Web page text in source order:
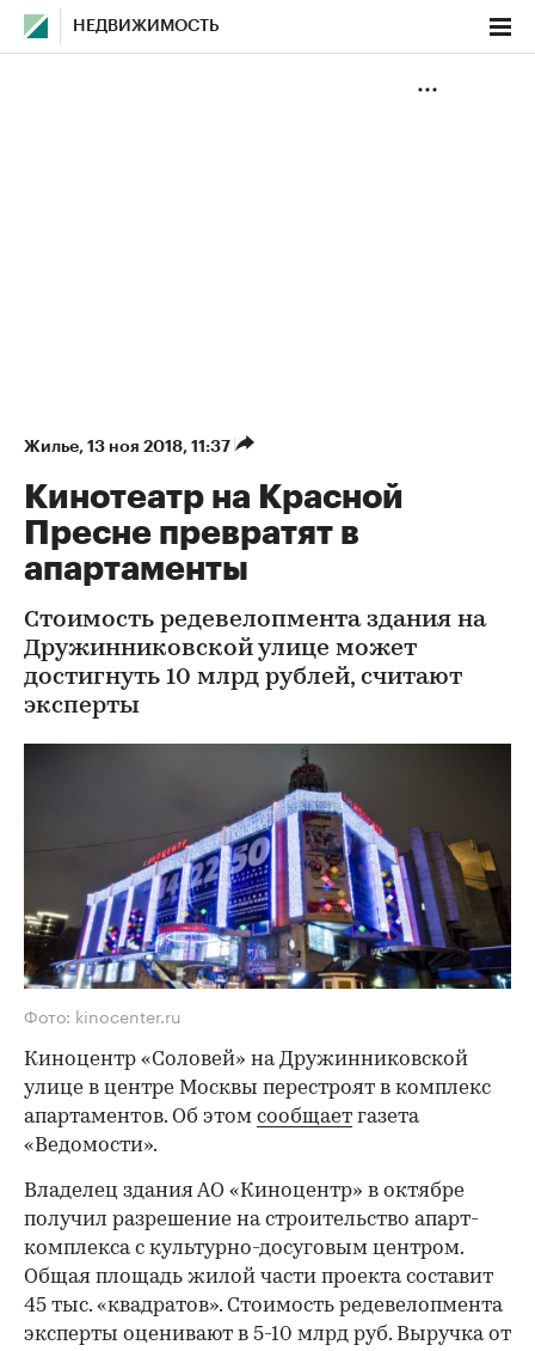
НЕДВИЖИМОСТЬ
Жилье⁠, 13 ноя 2018, 11:37
Кинотеатр на Красной
Пресне превратят в
апартаменты
Стоимость редевелопмента здания на
Дружинниковской улице может
достигнуть 10 млрд рублей, считают
эксперты
Фото: kinocenter.ru
Киноцентр «Соловей» на Дружинниковской
улице в центре Москвы перестроят в комплекс
апартаментов. Об этом сообщает газета
«Ведомости».
Владелец здания АО «Киноцентр» в октябре
получил разрешение на строительство апарт-
комплекса с культурно-досуговым центром.
Общая площадь жилой части проекта составит
45 тыс. «квадратов». Стоимость редевелопмента
эксперты оценивают в 5-10 млрд руб. Выручка от